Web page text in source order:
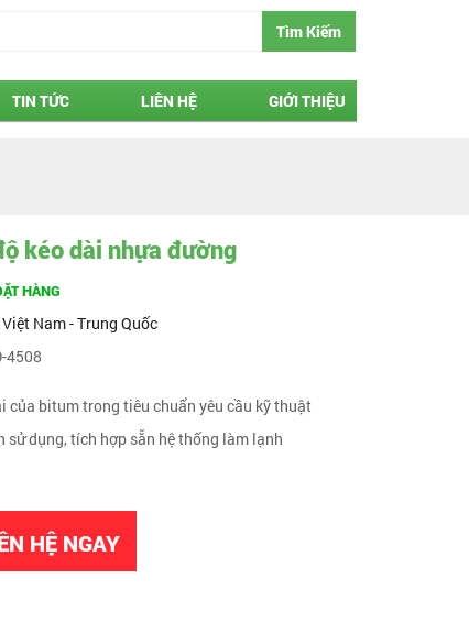
Tìm Kiếm
TIN TỨC LIÊN HỆ GIỚI THIỆU
kéo dài nhựa đường
HÀNG
Việt Nam - Trung Quốc
4508
của bitum trong tiêu chuẩn yêu cầu kỹ thuật
sử dụng, tích hợp sẵn hệ thống làm lạnh
HỆ NGAY